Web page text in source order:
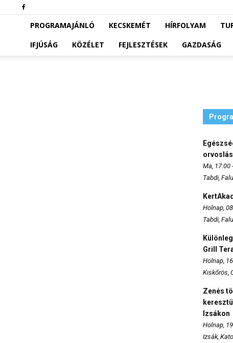
PROGRAMAJÁNLÓ KECSKEMÉT HÍRFOLYAM
IFJÚSÁG
KÖZÉLET FEJLESZTÉSEK GAZDASÁG
Ma, 17:00
Tabdi,
Holnap,
Tabdi,
Grill
Holnap,
Kiskőrös,
Zenés
Izsákon
Holnap,
Izsák,